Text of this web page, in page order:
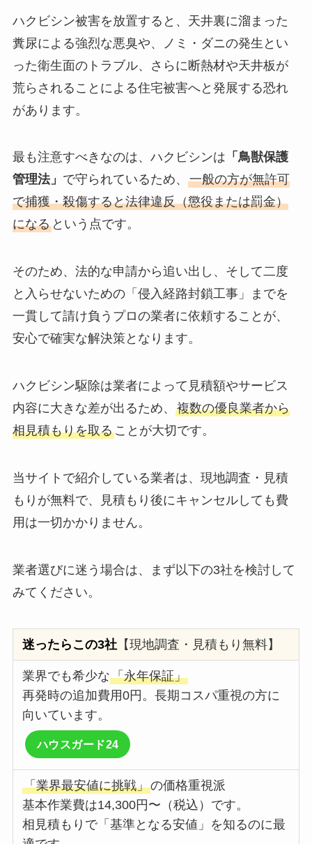
ハクビシン被害を放置すると、天井裏に溜まった
糞尿による強烈な悪臭や、ノミ・ダニの発生とい
った衛生面のトラブル、さらに断熱材や天井板が
荒らされることによる住宅被害へと発展する恐れ
があります。
最も注意すべきなのは、ハクビシンは 「鳥獣保護
管理法」 で守られているため、 一般の方が無許可
で捕獲・殺傷すると法律違反（懲役または罰金）
になるという点です。
そのため、法的な申請から追い出し、そして二度
と入らせないための「侵入経路封鎖工事」までを
一貫して請け負うプロの業者に依頼することが、
安心で確実な解決策となります。
ハクビシン駆除は業者によって見積額やサービス
内容に大きな差が出るため、 複数の優良業者から
相見積もりを取ることが大切です。
当サイトで紹介している業者は、現地調査・見積
もりが無料で、見積もり後にキャンセルしても費
用は一切かかりません。
業者選びに迷う場合は、まず以下の3社を検討して
みてください。
迷ったらこの3社 【現地調査・見積もり無料】
業界でも希少な「永年保証」
再発時の追加費用0円。長期コスパ重視の方に
向いています。
ハウスガード24
「業界最安値に挑戦」の価格重視派
基本作業費は14,300円〜（税込）です。
相見積もりで「基準となる安値」を知るのに最